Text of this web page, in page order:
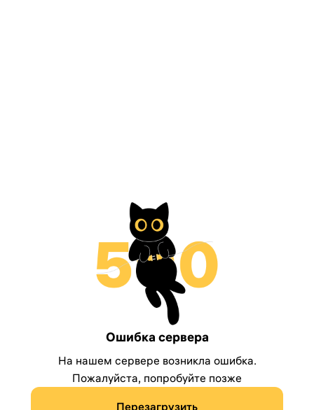
Ошибка сервера
На нашем сервере возникла ошибка.
Пожалуйста, попробуйте позже
Перезагрузить